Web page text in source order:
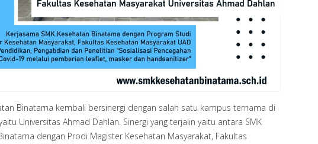
Binatama kembali bersinergi dengan salah satu kampus ternama di
Universitas Ahmad Dahlan. Sinergi yang terjalin yaitu antara SMK
dengan Prodi Magister Kesehatan Masyarakat, Fakultas